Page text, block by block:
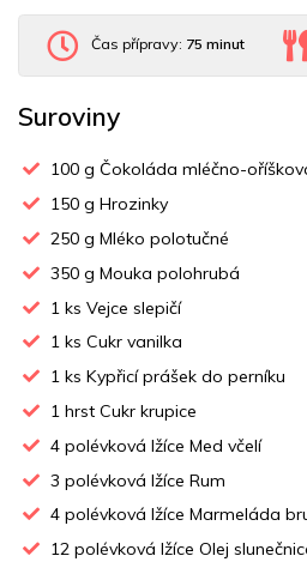
Čas přípravy: 75 minut
Suroviny
100 g Čokoláda mléčno-
150 g Hrozinky
250 g Mléko polotučné
350 g Mouka polohrubá
1 ks Vejce slepičí
1 ks Cukr vanilka
1 ks Kypřicí prášek do perníku
1 hrst Cukr krupice
4 polévková lžíce Med včelí
3 polévková lžíce Rum
4 polévková lžíce Marmeláda
12 polévková lžíce Olej